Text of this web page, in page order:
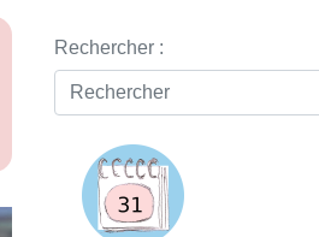
Rechercher :